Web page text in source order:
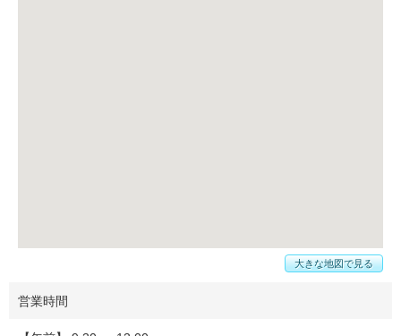
大きな地図で見る
営業時間